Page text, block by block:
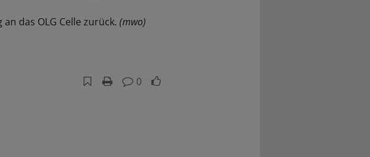
das OLG Celle zurück. (mwo)
0